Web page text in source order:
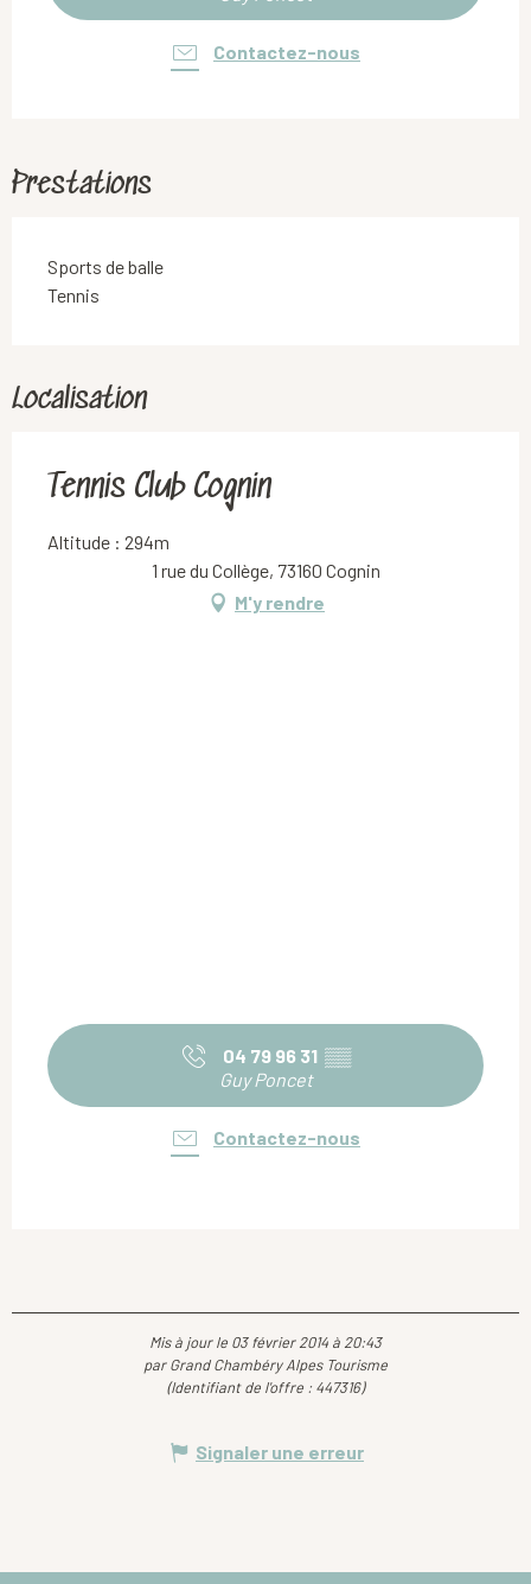
Contactez-nous
Prestations
Sports de balle
Tennis
Localisation
Tennis Club Cognin
Altitude : 294m
1 rue du Collège, 73160 Cognin
M'y rendre
04 79 96 31 ▒▒
Guy Poncet
Contactez-nous
Mis à jour le 03 février 2014 à 20:43
par Grand Chambéry Alpes Tourisme
(Identifiant de l'offre : 447316)
Signaler une erreur